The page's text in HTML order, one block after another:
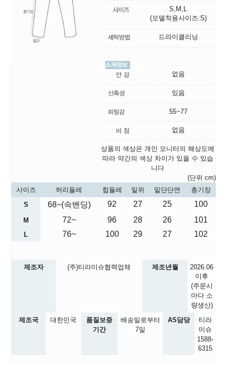
S,M,L
(모델착용사이즈:S)
드라이클리닝
없음
있음
55~77
없음
상품의 색상은 개인 모니터의 해상도에
따라 약간의 색상 차이가 있을 수 있습
니다
(단위 cm)
사이즈
허리둘레 힙둘레 밑위 밑단단면
총기장
S
68~(속밴딩) 92 27 25 100
M 72~ 96 28 26 101
L 76~ 100 29 27 102
제조자 (주)티라미슈협력업체 제조년월
2026.06
이후
(주문시
마다 소
량생산)
제조국
대한민국
품질보증
기간
배송일로부터
7일
AS담당
티라
미슈
1588-
6315